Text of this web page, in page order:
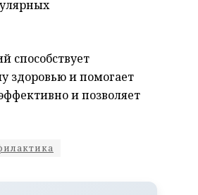
способствует
здоровью и помогает
и позволяет